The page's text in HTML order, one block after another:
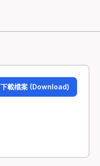
下載檔案 (Download)